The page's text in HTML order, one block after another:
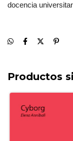
docencia
Productos